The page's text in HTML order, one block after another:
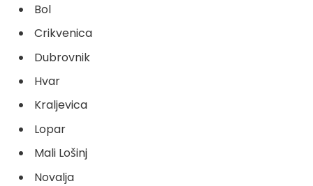
Bol
Crikvenica
Dubrovnik
Hvar
Kraljevica
Lopar
Mali Lošinj
Novalja